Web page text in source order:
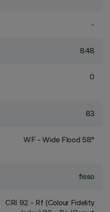
-
848
0
83
WF - Wide Flood 58°
fisso
CRI 92 - Rf (Colour Fidelity